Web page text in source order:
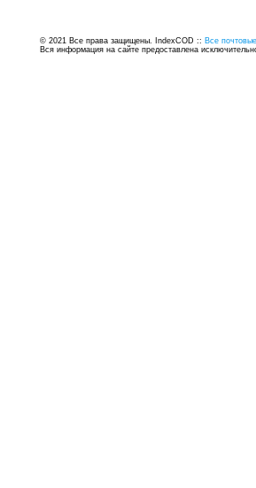
© 2021 Все права защищены. IndexCOD :: Все
Вся информация на сайте предоставлена